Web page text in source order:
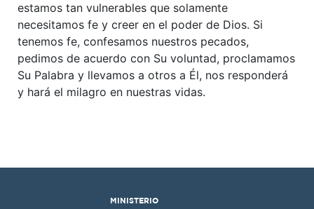
estamos tan vulnerables que solamente
necesitamos fe y creer en el poder de Dios. Si
tenemos fe, confesamos nuestros pecados,
pedimos de acuerdo con Su voluntad, proclamamos
Su Palabra y llevamos a otros a Él, nos responderá
y hará el milagro en nuestras vidas.
MINISTERIO